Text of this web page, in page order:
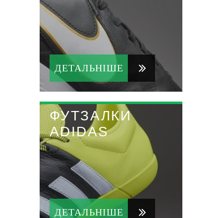
ДЕТАЛЬНІШЕ
ФУТЗАЛКИ
ADIDAS
ДЕТАЛЬНІШЕ